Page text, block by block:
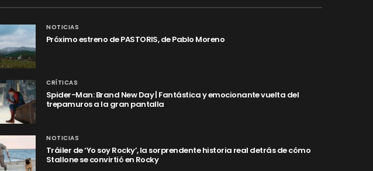
NOTICIAS
Próximo estreno de PASTORIS, de Pablo Moreno
CRÍTICAS
Spider-Man: Brand New Day | Fantástica y emocionante vuelta del
trepamuros a la gran pantalla
NOTICIAS
Tráiler de ‘Yo soy Rocky’, la sorprendente historia real detrás de cómo
Stallone se convirtió en Rocky